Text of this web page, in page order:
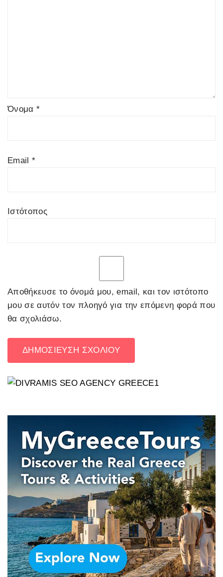
Όνομα*
Email*
Ιστότοπος
Αποθήκευσε το όνομά μου, email, και τον ιστότοπο
μου σε αυτόν τον πλοηγό για την επόμενη φορά που
θα σχολιάσω.